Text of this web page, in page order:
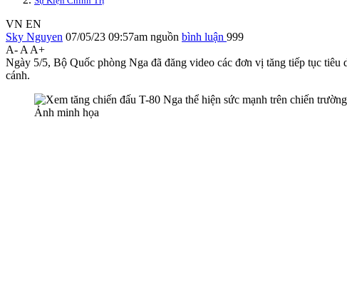
VN EN
Sky Nguyen 07/05/23 09:57am nguồn bình luận 999
A- A A+
Ngày 5/5, Bộ Quốc phòng Nga đã đăng video các đơn vị tăng tiếp tục
cánh.
Ảnh minh họa